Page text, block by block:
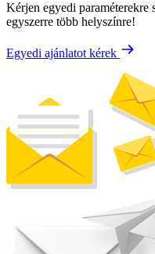
Kérjen egyedi paraméterekre
egyszerre több helyszínre!
Egyedi ajánlatot kérek